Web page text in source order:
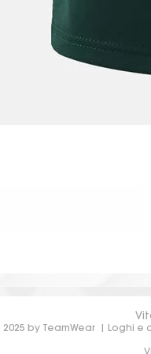
2025 by TeamWear | Loghi